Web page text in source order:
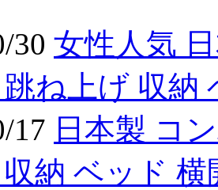
30 女性人気
ね上げ 収納
17 日本製 コ
納 ベッド